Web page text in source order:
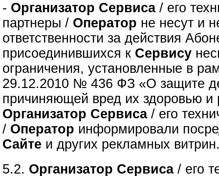
- Организатор Сервиса/ его
партнеры / Оператор не несут и
ответственности за действия
присоединившихся к Сервису
ограничения, установленные в
29.12.2010 № 436 ФЗ «О защите
причиняющей вред их здоровью и
Организатор Сервиса/ его
/ Оператор информировали
Сайте и других рекламных
5.2. Организатор Сервиса/ его